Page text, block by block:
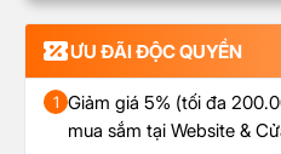
ƯU ĐÃI ĐỘC QUYỀN
1 Giảm giá 5% (tối đa
mua sắm tại Website &